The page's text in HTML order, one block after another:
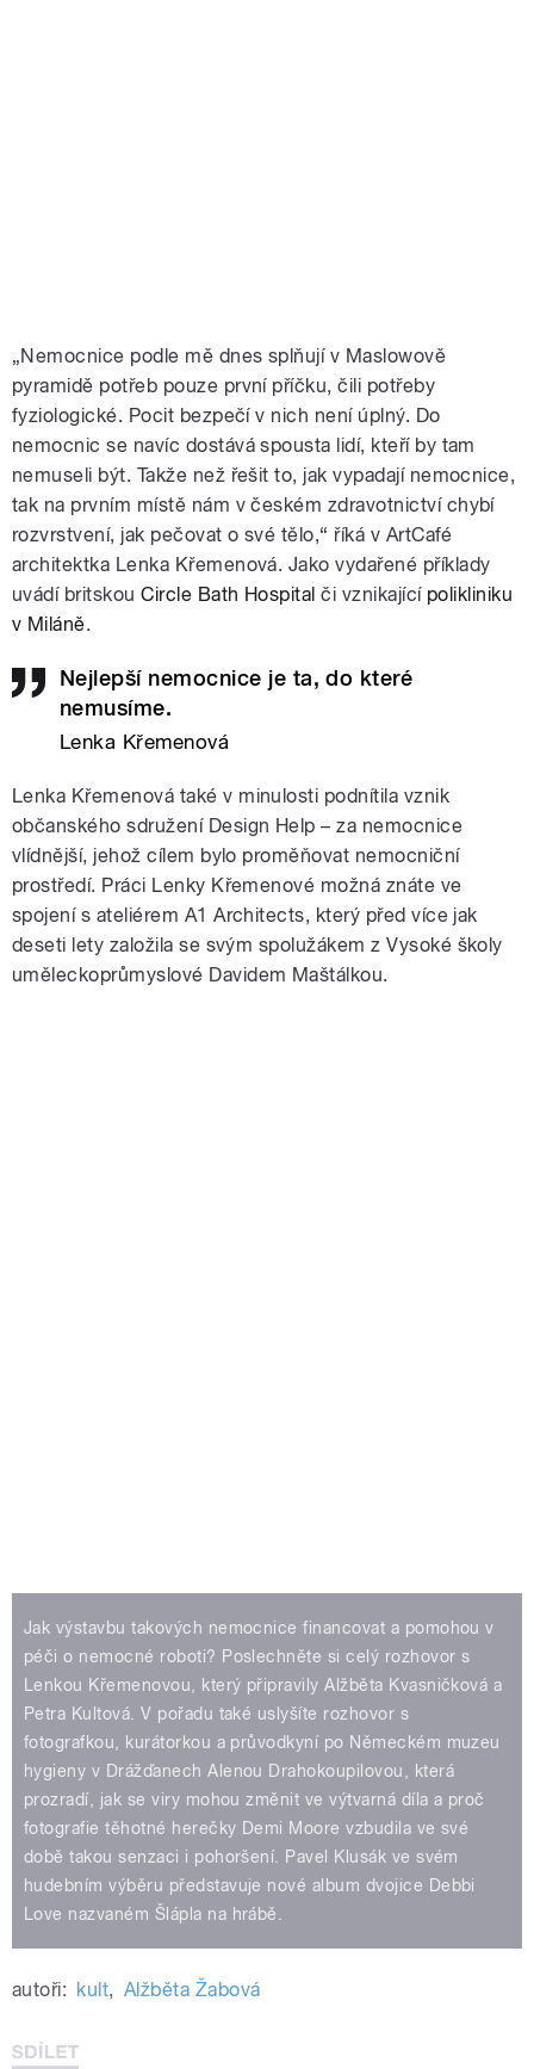
„Nemocnice podle mě dnes splňují v Maslowově
pyramidě potřeb pouze první příčku, čili potřeby
fyziologické. Pocit bezpečí v nich není úplný. Do
nemocnic se navíc dostává spousta lidí, kteří by tam
nemuseli být. Takže než řešit to, jak vypadají nemocnice,
tak na prvním místě nám v českém zdravotnictví chybí
rozvrstvení, jak pečovat o své tělo,“ říká v ArtCafé
architektka Lenka Křemenová. Jako vydařené příklady
uvádí britskouCircle Bath Hospital či vznikající polikliniku
v Miláně.
Nejlepší nemocnice je ta, do které
nemusíme.
Lenka Křemenová
Lenka Křemenová také v minulosti podnítila vznik
občanského sdružení Design Help – za nemocnice
vlídnější, jehož cílem bylo proměňovat nemocniční
prostředí. Práci Lenky Křemenové možná znáte ve
spojení s ateliérem A1 Architects, který před více jak
deseti lety založila se svým spolužákem z Vysoké školy
uměleckoprůmyslové Davidem Maštálkou.
Jak výstavbu takových nemocnice financovat a pomohou v
péči o nemocné roboti? Poslechněte si celý rozhovor s
Lenkou Křemenovou, který připravily Alžběta Kvasničková a
Petra Kultová. V pořadu také uslyšíte rozhovor s
fotografkou, kurátorkou a průvodkyní po Německém muzeu
hygieny v Drážďanech Alenou Drahokoupilovou, která
prozradí, jak se viry mohou změnit ve výtvarná díla a proč
fotografie těhotné herečky Demi Moore vzbudila ve své
době takou senzaci i pohoršení. Pavel Klusák ve svém
hudebním výběru představuje nové album dvojice Debbi
Love nazvaném Šlápla na hrábě.
autoři: kult, Alžběta Žabová